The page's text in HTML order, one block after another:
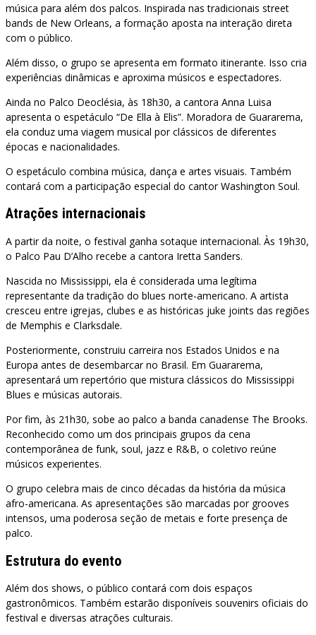
música para além dos palcos. Inspirada nas tradicionais street
bands de New Orleans, a formação aposta na interação direta
com o público.
Além disso, o grupo se apresenta em formato itinerante. Isso cria
experiências dinâmicas e aproxima músicos e espectadores.
Ainda no Palco Deoclésia, às 18h30, a cantora Anna Luisa
apresenta o espetáculo “De Ella à Elis”. Moradora de Guararema,
ela conduz uma viagem musical por clássicos de diferentes
épocas e nacionalidades.
O espetáculo combina música, dança e artes visuais. Também
contará com a participação especial do cantor Washington Soul.
Atrações internacionais
A partir da noite, o festival ganha sotaque internacional. Às 19h30,
o Palco Pau D’Alho recebe a cantora Iretta Sanders.
Nascida no Mississippi, ela é considerada uma legítima
representante da tradição do blues norte-americano. A artista
cresceu entre igrejas, clubes e as históricas juke joints das regiões
de Memphis e Clarksdale.
Posteriormente, construiu carreira nos Estados Unidos e na
Europa antes de desembarcar no Brasil. Em Guararema,
apresentará um repertório que mistura clássicos do Mississippi
Blues e músicas autorais.
Por fim, às 21h30, sobe ao palco a banda canadense The Brooks.
Reconhecido como um dos principais grupos da cena
contemporânea de funk, soul, jazz e R&B, o coletivo reúne
músicos experientes.
O grupo celebra mais de cinco décadas da história da música
afro-americana. As apresentações são marcadas por grooves
intensos, uma poderosa seção de metais e forte presença de
palco.
Estrutura do evento
Além dos shows, o público contará com dois espaços
gastronômicos. Também estarão disponíveis souvenirs oficiais do
festival e diversas atrações culturais.